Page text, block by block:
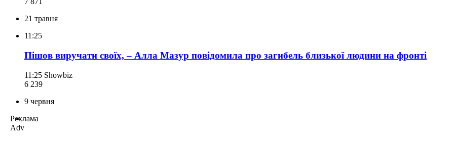
21 травня
11:25
Пішов виручати своїх, – Алла Мазур повідомила про загибель близької людини на фронті
11:25 Showbiz
6 239
9 червня
Реклама
Adv